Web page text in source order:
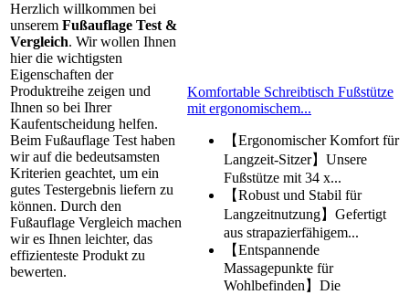
Herzlich willkommen bei
unserem Fußauflage Test &
Vergleich. Wir wollen Ihnen
hier die wichtigsten
Eigenschaften der
Produktreihe zeigen und
Ihnen so bei Ihrer
Kaufentscheidung helfen.
Beim Fußauflage Test haben
wir auf die bedeutsamsten
Kriterien geachtet, um ein
gutes Testergebnis liefern zu
können. Durch den
Fußauflage Vergleich machen
wir es Ihnen leichter, das
effizienteste Produkt zu
bewerten.
Komfortable Schreibtisch Fußstütze
mit ergonomischem...
【Ergonomischer Komfort für
Langzeit-Sitzer】Unsere
Fußstütze mit 34 x...
【Robust und Stabil für
Langzeitnutzung】Gefertigt
aus strapazierfähigem...
【Entspannende
Massagepunkte für
Wohlbefinden】Die